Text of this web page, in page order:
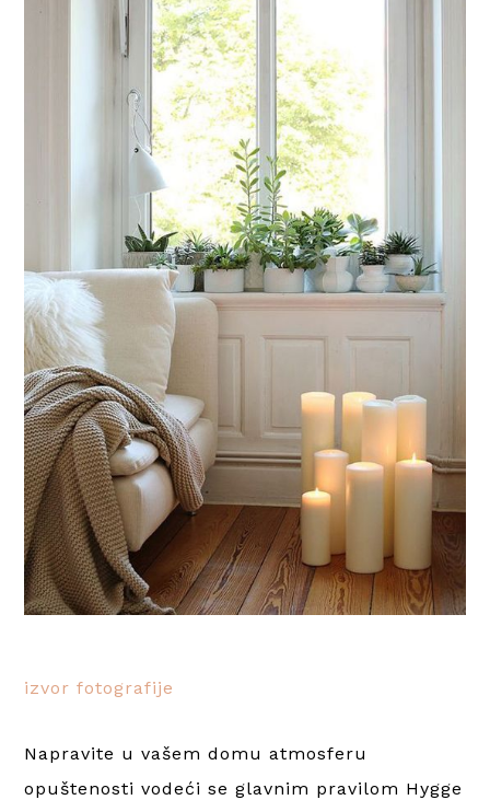
izvor fotografije
Napravite u vašem domu atmosferu
opuštenosti vodeći se glavnim pravilom Hygge